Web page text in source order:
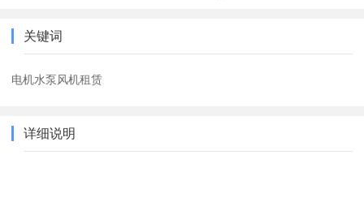
关键词
电机水泵风机租赁
详细说明